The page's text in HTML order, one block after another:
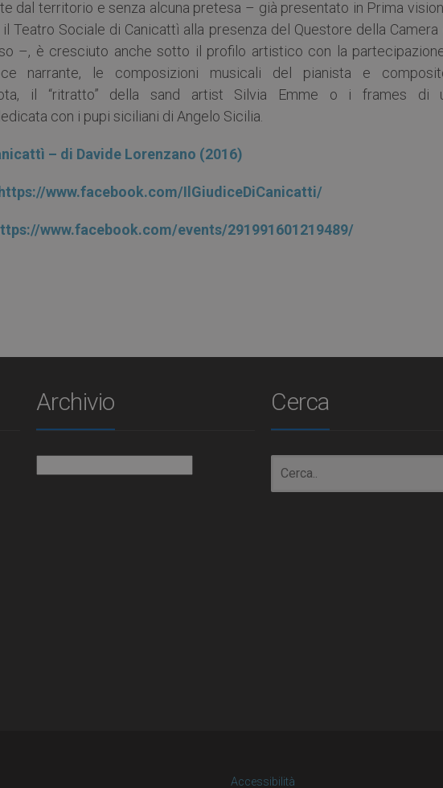
dal territorio e senza alcuna pretesa – già presentato in Prima
Teatro Sociale di Canicattì alla presenza del Questore della Camera
–, è cresciuto anche sotto il profilo artistico con la
narrante, le composizioni musicali del pianista e
il “ritratto” della sand artist Silvia Emme o i frames di
con i pupi siciliani di Angelo Sicilia.
– di Davide Lorenzano (2016)
https://www.facebook.com/IlGiudiceDiCanicatti/
www.facebook.com/events/291991601219489/
Archivio Cerca
Accessibilità